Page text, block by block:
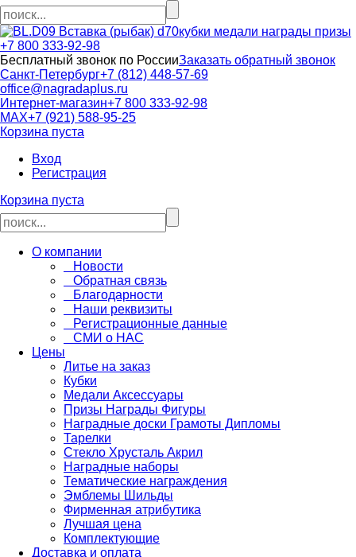
кубки медали награды призы
+7 800 333-92-98
Бесплатный звонок по РоссииЗаказать обратный звонок
Санкт-Петербург+7 (812) 448-57-69
office@nagradaplus.ru
Интернет-магазин+7 800 333-92-98
MAX+7 (921) 588-95-25
Корзина пуста
Вход
Регистрация
Корзина пуста
О компании
Новости
Обратная связь
Благодарности
Наши реквизиты
Регистрационные данные
СМИ о НАС
Цены
Литье на заказ
Кубки
Медали Аксессуары
Призы Награды Фигуры
Наградные доски Грамоты Дипломы
Тарелки
Стекло Хрусталь Акрил
Наградные наборы
Тематические награждения
Эмблемы Шильды
Фирменная атрибутика
Лучшая цена
Комплектующие
Доставка и оплата